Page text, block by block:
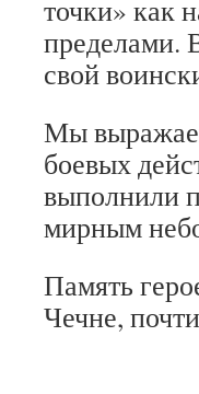
точки» как
пределами.
свой
Мы
боевых
выполнили
мирным
Память
Чечне,